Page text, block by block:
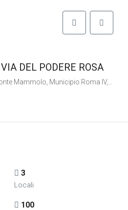
DEL PODERE ROSA
Municipio Roma IV, Roma, Lazio, 00137, Italia
3
Locali
100